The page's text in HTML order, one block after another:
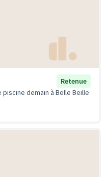
Retenue
demain à Belle Beille